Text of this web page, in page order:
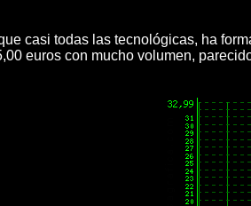
casi todas las tecnológicas, ha
euros con mucho volumen,